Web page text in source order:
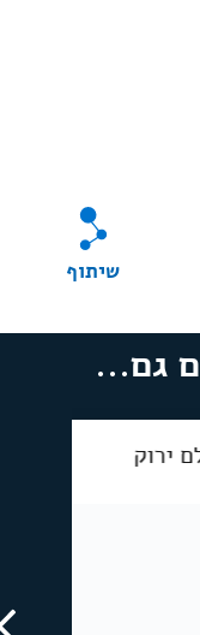
שיתוף
גם...